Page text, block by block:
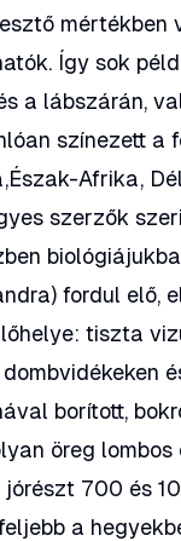
Így sok
a lábszárán,
színezett a
Afrika,
szerzők
fordul elő,
tiszta
borított,
öreg
700 és
a